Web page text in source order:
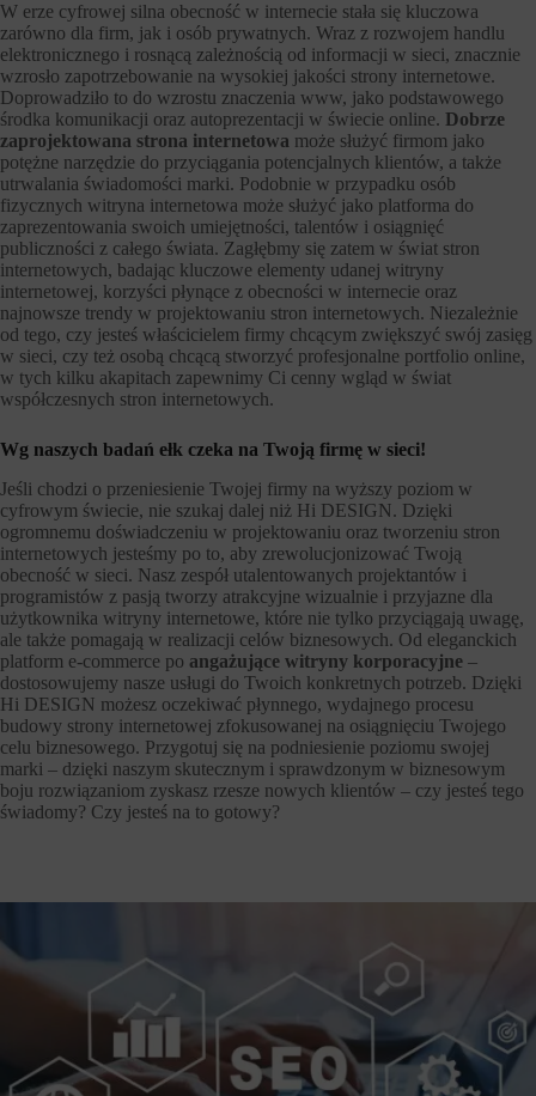
W erze cyfrowej silna obecność w internecie stała się kluczowa
zarówno dla firm, jak i osób prywatnych. Wraz z rozwojem handlu
elektronicznego i rosnącą zależnością od informacji w sieci, znacznie
wzrosło zapotrzebowanie na wysokiej jakości strony internetowe.
Doprowadziło to do wzrostu znaczenia www, jako podstawowego
środka komunikacji oraz autoprezentacji w świecie online. Dobrze
zaprojektowana strona internetowa może służyć firmom jako
potężne narzędzie do przyciągania potencjalnych klientów, a także
utrwalania świadomości marki. Podobnie w przypadku osób
fizycznych witryna internetowa może służyć jako platforma do
zaprezentowania swoich umiejętności, talentów i osiągnięć
publiczności z całego świata. Zagłębmy się zatem w świat stron
internetowych, badając kluczowe elementy udanej witryny
internetowej, korzyści płynące z obecności w internecie oraz
najnowsze trendy w projektowaniu stron internetowych. Niezależnie
od tego, czy jesteś właścicielem firmy chcącym zwiększyć swój zasięg
w sieci, czy też osobą chcącą stworzyć profesjonalne portfolio online,
w tych kilku akapitach zapewnimy Ci cenny wgląd w świat
współczesnych stron internetowych.
Wg naszych badań ełk czeka na Twoją firmę w sieci!
Jeśli chodzi o przeniesienie Twojej firmy na wyższy poziom w
cyfrowym świecie, nie szukaj dalej niż Hi DESIGN. Dzięki
ogromnemu doświadczeniu w projektowaniu oraz tworzeniu stron
internetowych jesteśmy po to, aby zrewolucjonizować Twoją
obecność w sieci. Nasz zespół utalentowanych projektantów i
programistów z pasją tworzy atrakcyjne wizualnie i przyjazne dla
użytkownika witryny internetowe, które nie tylko przyciągają uwagę,
ale także pomagają w realizacji celów biznesowych. Od eleganckich
platform e-commerce po angażujące witryny korporacyjne –
dostosowujemy nasze usługi do Twoich konkretnych potrzeb. Dzięki
Hi DESIGN możesz oczekiwać płynnego, wydajnego procesu
budowy strony internetowej zfokusowanej na osiągnięciu Twojego
celu biznesowego. Przygotuj się na podniesienie poziomu swojej
marki – dzięki naszym skutecznym i sprawdzonym w biznesowym
boju rozwiązaniom zyskasz rzesze nowych klientów – czy jesteś tego
świadomy? Czy jesteś na to gotowy?